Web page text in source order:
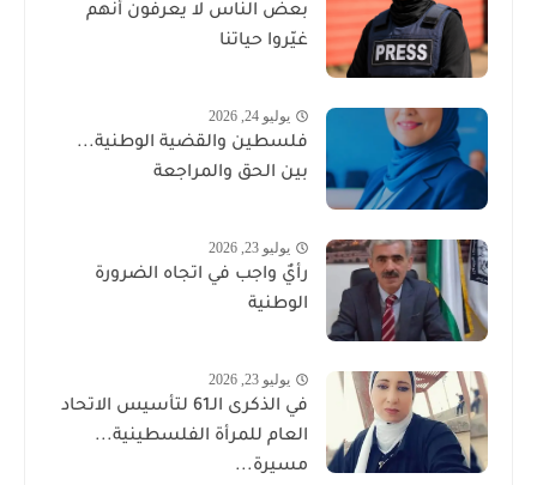
بعض الناس لا يعرفون أنهم
غيّروا حياتنا
يوليو 24, 2026
فلسطين والقضية الوطنية...
بين الحق والمراجعة
يوليو 23, 2026
رأيٌ واجب في اتجاه الضرورة
الوطنية
يوليو 23, 2026
في الذكرى الـ61 لتأسيس الاتحاد
العام للمرأة الفلسطينية...
مسيرة...